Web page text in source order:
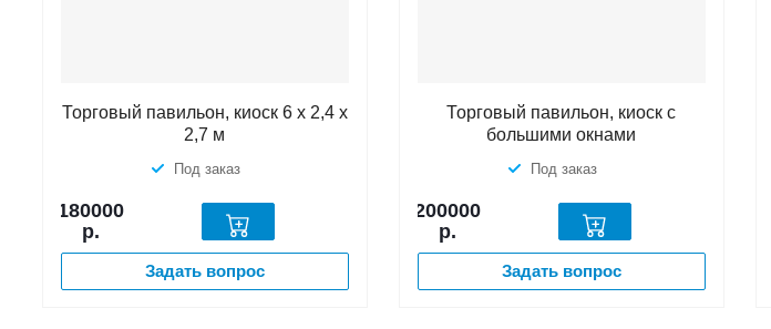
Торговый павильон, киоск 6 х 2,4 х
2,7 м
Под заказ
180000
р.
Задать вопрос
Торговый павильон, киоск с
большими окнами
Под заказ
200000
р.
Задать вопрос